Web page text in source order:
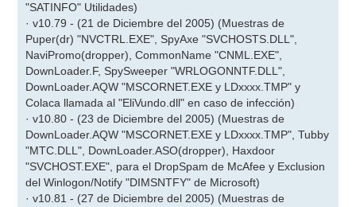
"SATINFO" Utilidades)
· v10.79 - (21 de Diciembre del 2005) (Muestras de
Puper(dr) "NVCTRL.EXE", SpyAxe "SVCHOSTS.DLL",
NaviPromo(dropper), CommonName "CNML.EXE",
DownLoader.F, SpySweeper "WRLOGONNTF.DLL",
DownLoader.AQW "MSCORNET.EXE y LDxxxx.TMP" y
Colaca llamada al "EliVundo.dll" en caso de infección)
· v10.80 - (23 de Diciembre del 2005) (Muestras de
DownLoader.AQW "MSCORNET.EXE y LDxxxx.TMP", Tubby
"MTC.DLL", DownLoader.ASO(dropper), Haxdoor
"SVCHOST.EXE", para el DropSpam de McAfee y Exclusion
del Winlogon/Notify "DIMSNTFY" de Microsoft)
· v10.81 - (27 de Diciembre del 2005) (Muestras de